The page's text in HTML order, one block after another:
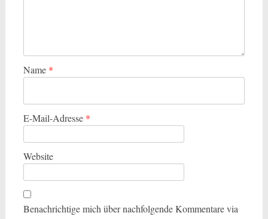
Name *
E-Mail-Adresse *
Website
Benachrichtige mich über nachfolgende Kommentare via